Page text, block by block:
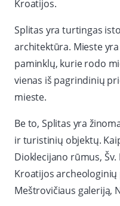
Kroatijos.
Splitas yra turtingas
architektūra. Mieste
paminklų, kurie rodo
vienas iš pagrindinių
mieste.
Be to, Splitas yra
ir turistinių objektų.
Dioklecijano rūmus,
Kroatijos
Meštrovičiaus galeriją,